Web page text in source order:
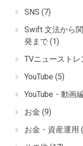
SNS (7)
Swift 文法から
発まで (1)
TVニューストレ
YouTube (5)
YouTube・動画
お金 (9)
お金・資産運用